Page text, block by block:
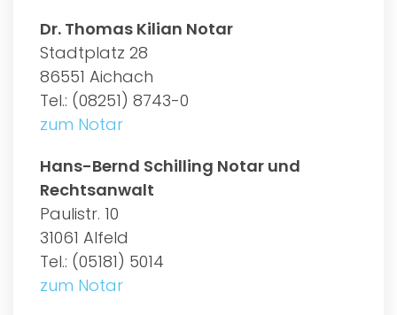
Dr. Thomas Kilian Notar
Stadtplatz 28
86551 Aichach
Tel.: (08251) 8743-0
zum Notar
Hans-Bernd Schilling Notar und
Rechtsanwalt
Paulistr. 10
31061 Alfeld
Tel.: (05181) 5014
zum Notar